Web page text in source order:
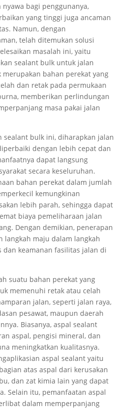
bagi penggunanya,
yang tinggi juga ancaman
Namun, dengan
telah ditemukan solusi
masalah ini, yaitu
sealant bulk untuk jalan
merupakan bahan perekat yang
dan retak pada permukaan
memberikan perlindungan
masa pakai jalan
sealant bulk ini, diharapkan jalan
dengan lebih cepat dan
dapat langsung
secara keseluruhan.
bahan perekat dalam jumlah
kemungkinan
lebih parah, sehingga dapat
biaya pemeliharaan jalan
Dengan demikian, penerapan
langkah maju dalam langkah
dan keamanan fasilitas jalan di
suatu bahan perekat yang
memenuhi retak atau celah
jalan, seperti jalan raya,
pesawat, maupun daerah
Biasanya, aspal sealant
aspal, pengisi mineral, dan
meningkatkan kualitasnya.
aspal sealant yaitu
atas aspal dari kerusakan
dan zat kimia lain yang dapat
Selain itu, pemanfaatan aspal
dalam memperpanjang